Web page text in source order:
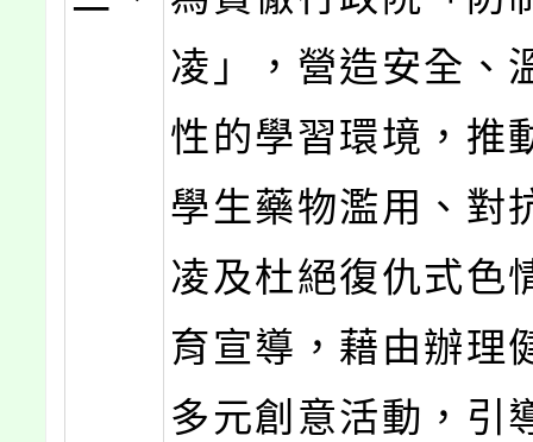
凌」，營造安全、
性的學習環境，推
學生藥物濫用、對
凌及杜絕復仇式色
育宣導，藉由辦理
多元創意活動，引